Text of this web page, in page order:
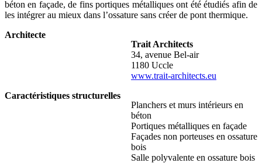
béton en façade, de fins portiques métalliques ont été étudiés afin de
les intégrer au mieux dans l’ossature sans créer de pont thermique.
Architecte
Trait Architects
34, avenue Bel-air
1180 Uccle
www.trait-architects.eu
Caractéristiques structurelles
Planchers et murs intérieurs en
béton
Portiques métalliques en façade
Façades non porteuses en ossature
bois
Salle polyvalente en ossature bois